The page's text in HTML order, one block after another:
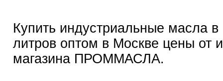
Купить индустриальные масла
литров оптом в Москве цены от
магазина ПРОММАСЛА.